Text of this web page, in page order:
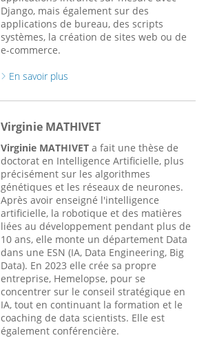
Django, mais également sur des
applications de bureau, des scripts
systèmes, la création de sites web ou de
e-commerce.
En savoir plus
Virginie MATHIVET
Virginie MATHIVET a fait une thèse de
doctorat en Intelligence Artificielle, plus
précisément sur les algorithmes
génétiques et les réseaux de neurones.
Après avoir enseigné l'intelligence
artificielle, la robotique et des matières
liées au développement pendant plus de
10 ans, elle monte un département Data
dans une ESN (IA, Data Engineering, Big
Data). En 2023 elle crée sa propre
entreprise, Hemelopse, pour se
concentrer sur le conseil stratégique en
IA, tout en continuant la formation et le
coaching de data scientists. Elle est
également conférencière.